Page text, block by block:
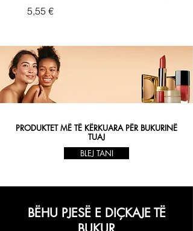
Price
5,55 €
PRODUKTET MË TË KËRKUARA PËR BUKURINË
TUAJ
BLEJ TANI
BËHU PJESË E DIÇKAJE TË